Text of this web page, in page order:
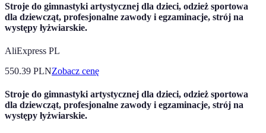
Stroje do gimnastyki artystycznej dla dzieci, odzież sportowa
dla dziewcząt, profesjonalne zawody i egzaminacje, strój na
występy łyżwiarskie.
AliExpress PL
550.39 PLNZobacz cenę
Stroje do gimnastyki artystycznej dla dzieci, odzież sportowa
dla dziewcząt, profesjonalne zawody i egzaminacje, strój na
występy łyżwiarskie.